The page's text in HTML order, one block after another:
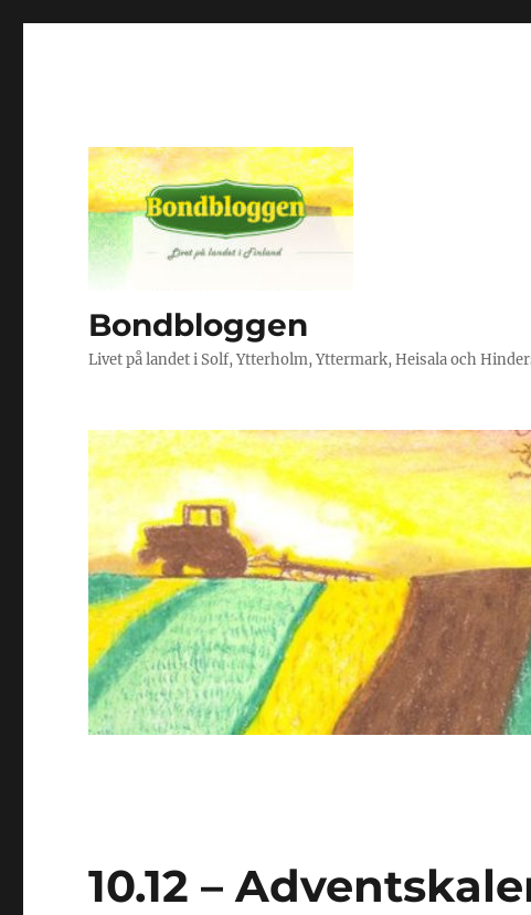
Bondbloggen
Livet på landet i Solf, Ytterholm, Yttermark, Heisala och
10.12 –